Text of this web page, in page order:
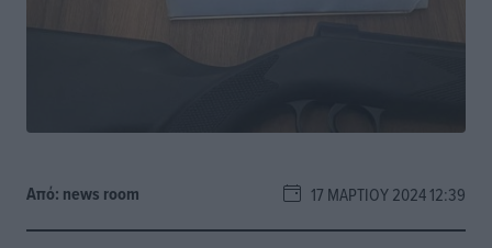
Από: news room 17 ΜΑΡΤΊΟΥ 2024 12:39